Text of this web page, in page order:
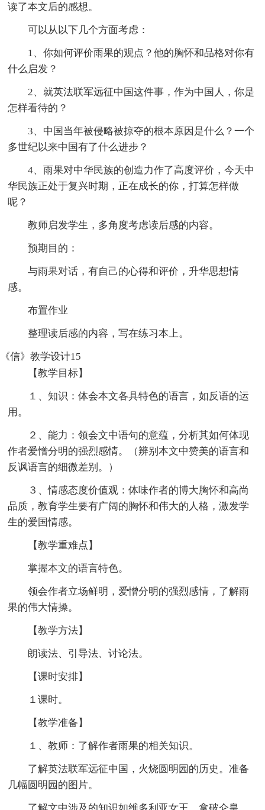
读了本文后的感想。
可以从以下几个方面考虑：
1、你如何评价雨果的观点？他的胸怀和品格对你有
什么启发？
2、就英法联军远征中国这件事，作为中国人，你是
怎样看待的？
3、中国当年被侵略被掠夺的根本原因是什么？一个
多世纪以来中国有了什么进步？
4、雨果对中华民族的创造力作了高度评价，今天中
华民族正处于复兴时期，正在成长的你，打算怎样做
呢？
教师启发学生，多角度考虑读后感的内容。
预期目的：
与雨果对话，有自己的心得和评价，升华思想情
感。
布置作业
整理读后感的内容，写在练习本上。
《信》教学设计15
【教学目标】
１、知识：体会本文各具特色的语言，如反语的运
用。
２、能力：领会文中语句的意蕴，分析其如何体现
作者爱憎分明的强烈感情。（辨别本文中赞美的语言和
反讽语言的细微差别。）
３、情感态度价值观：体味作者的博大胸怀和高尚
品质，教育学生要有广阔的胸怀和伟大的人格，激发学
生的爱国情感。
【教学重难点】
掌握本文的语言特色。
领会作者立场鲜明，爱憎分明的强烈感情，了解雨
果的伟大情操。
【教学方法】
朗读法、引导法、讨论法。
【课时安排】
１课时。
【教学准备】
１、教师：了解作者雨果的相关知识。
了解英法联军远征中国，火烧圆明园的历史。准备
几幅圆明园的图片。
了解文中涉及的知识如维多利亚女王、拿破仑皇